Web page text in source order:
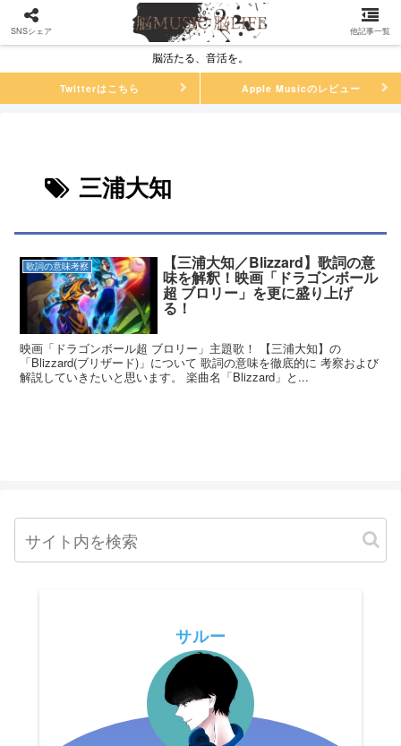
脳活たる、音活を。
Twitterはこちら Apple Musicのレビュー
三浦大知
歌詞の意味考察 【三浦大知／Blizzard】歌詞の意
味を解釈！映画「ドラゴンボール
超 ブロリー」を更に盛り上げ
る！
映画「ドラゴンボール超 ブロリー」主題歌！ 【三浦大知】の
「Blizzard(ブリザード)」について 歌詞の意味を徹底的に 考察および
解説していきたいと思います。 楽曲名「Blizzard」と...
サルー
SNSシェア 他記事一覧